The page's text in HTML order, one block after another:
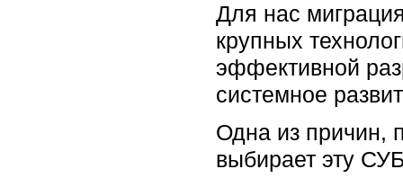
Для нас
крупных
эффективной
системное
Одна из причин,
выбирает эту